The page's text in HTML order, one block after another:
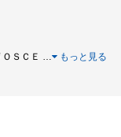
ＳＣＥ … もっと見る